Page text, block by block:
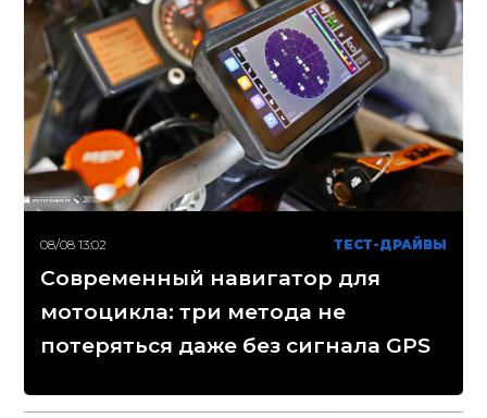
08/08 13:02 ТЕСТ-ДРАЙВЫ
Современный навигатор для
мотоцикла: три метода не
потеряться даже без сигнала GPS